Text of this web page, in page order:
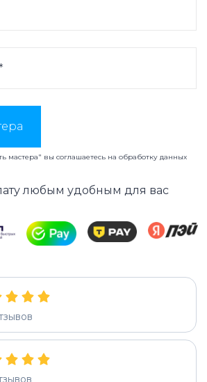
мастера" вы соглашаетесь на обработку данных
любым удобным для вас